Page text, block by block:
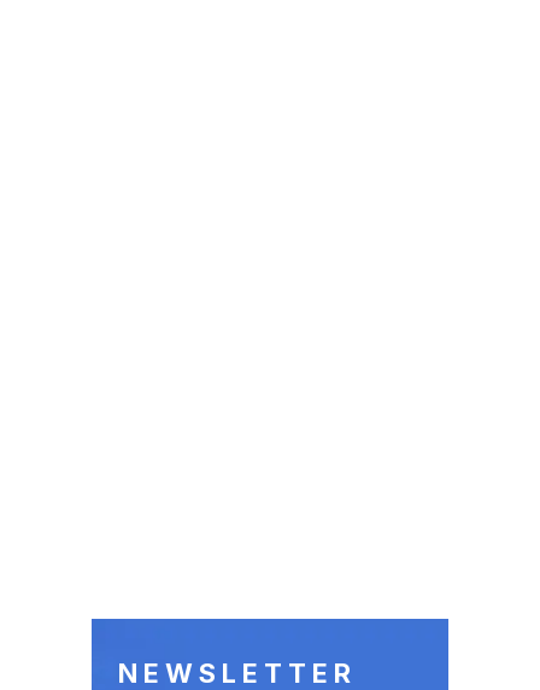
NEWSLETTER